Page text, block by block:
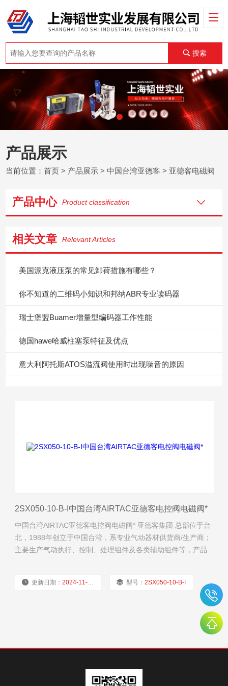
搜索
产品展示
当前位置：首页 > 产品展示 >中国台湾亚德客 > 亚德客电磁阀
产品中心 Product classification
相关文章 Relevant Articles
美国派克液压泵的常见卸荷措施有哪些？
你不知道的二维码小知识和邦纳ABR专业读码器
瑞士堡盟Buamer增量型编码器工作性能
德国hawe哈威柱塞泵特征及优点
意大利阿托斯ATOS溢流阀使用时出现噪音的原因
2SX050-10-B-I中国台湾AIRTAC亚德客电控阀电磁阀*
中国台湾AIRTAC亚德客电控阀电磁阀* 亚德客集团 总部位于台
北，1988年创立于中国台湾，系专业气动器材供货商/生产商；
主要生产气动执行、控制、处理组件及各类辅助组件等，产品
更新日期：2024-11-20 型号：2SX050-10-B-I